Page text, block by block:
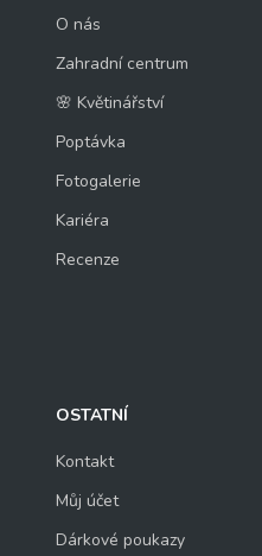
O nás
Zahradní centrum
🌸 Květinářství
Poptávka
Fotogalerie
Kariéra
Recenze
OSTATNÍ
Kontakt
Můj účet
Dárkové poukazy